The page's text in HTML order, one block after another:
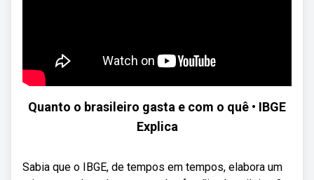
Quanto o brasileiro gasta e com o quê • IBGE
Explica
Sabia que o IBGE, de tempos em tempos, elabora um